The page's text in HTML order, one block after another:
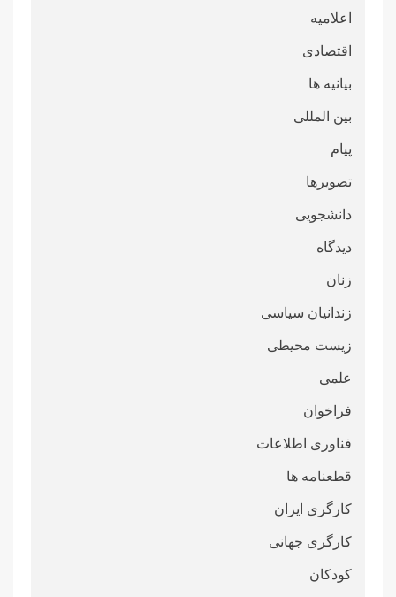
اعلامیه
اقتصادی
بیانیه ها
بین المللی
پیام
تصویرها
دانشجویی
دیدگاه
زنان
زندانیان سیاسی
زیست محیطی
علمی
فراخوان
فناوری اطلاعات
قطعنامە ها
کارگری ایران
کارگری جهانی
کودکان